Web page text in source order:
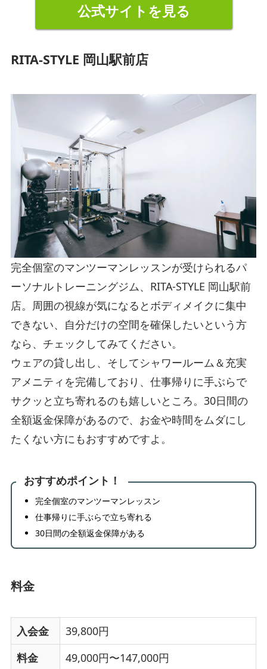
公式サイトを見る
RITA-STYLE 岡山駅前店
完全個室のマンツーマンレッスンが受けられるパ
ーソナルトレーニングジム、RITA-STYLE 岡山駅前
店。周囲の視線が気になるとボディメイクに集中
できない、自分だけの空間を確保したいという方
なら、チェックしてみてください。
ウェアの貸し出し、そしてシャワールーム＆充実
アメニティを完備しており、仕事帰りに手ぶらで
サクッと立ち寄れるのも嬉しいところ。30日間の
全額返金保障があるので、お金や時間をムダにし
たくない方にもおすすめですよ。
おすすめポイント！
完全個室のマンツーマンレッスン
仕事帰りに手ぶらで立ち寄れる
30日間の全額返金保障がある
料金
入会金
39,800円
料金
49,000円〜147,000円